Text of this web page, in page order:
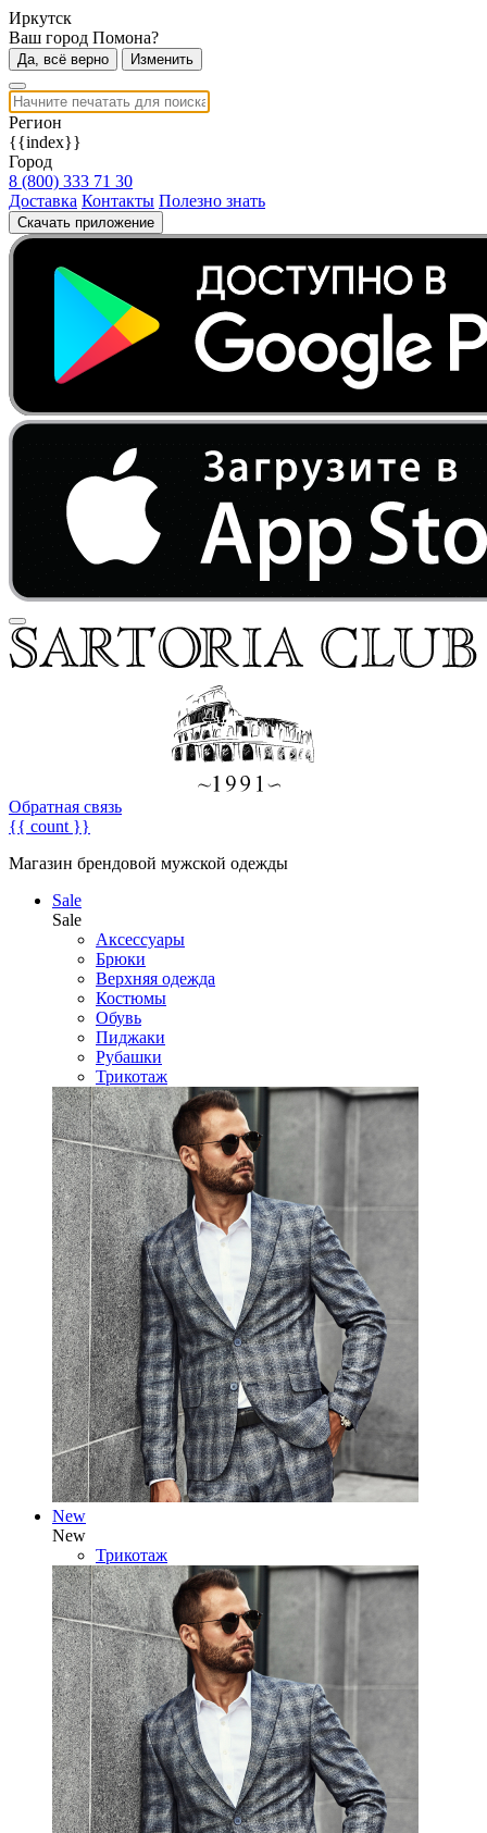
Иркутск
Ваш город Помона?
Да, всё верно Изменить
Регион
{{index}}
Город
8 (800) 333 71 30
Доставка Контакты Полезно знать
Скачать приложение
Обратная связь
{{ count }}
Магазин брендовой мужской одежды
Sale
Sale
Аксессуары
Брюки
Верхняя одежда
Костюмы
Обувь
Пиджаки
Рубашки
Трикотаж
New
New
Трикотаж